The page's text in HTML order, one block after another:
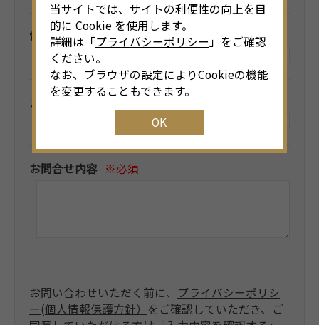
電話番号
メールアドレス
お問合せ内容 ※必須
お問い合わせいただく前に、 プライバシーポリシ
ー(個人情報保護方針） をご確認していただき、ご
当サイトでは、サイトの利便性の向上を目
的に Cookie を使用します。
詳細は「プライバシーポリシー 」をご確認
ください。
なお、ブラウザの設定によりCookieの機能
を変更することもできます。
OK